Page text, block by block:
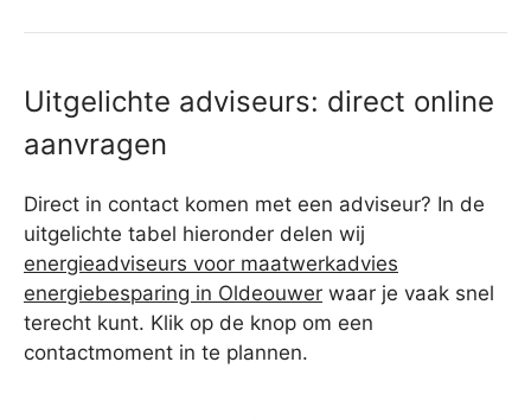
Uitgelichte adviseurs: direct online
aanvragen
Direct in contact komen met een adviseur? In de
uitgelichte tabel hieronder delen wij
energieadviseurs voor maatwerkadvies
energiebesparing in Oldeouwer waar je vaak snel
terecht kunt. Klik op de knop om een
contactmoment in te plannen.